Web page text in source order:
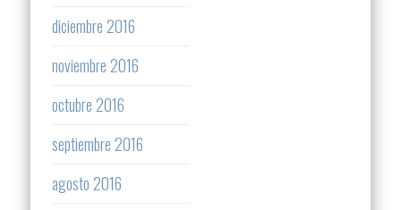
diciembre 2016
noviembre 2016
octubre 2016
septiembre 2016
agosto 2016